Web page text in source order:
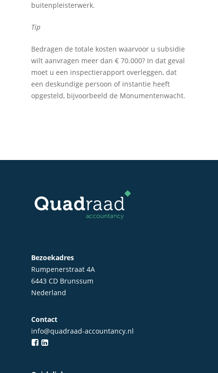
buitenpleisterwerk.
Tip
Bedragen de totale kosten waarvoor u subsidie
wilt aanvragen meer dan € 70.000? In dat geval
moet u een inspectierapport overleggen, dat
een deskundige persoon of instantie heeft
opgesteld, bijvoorbeeld de Monumentenwacht.
Bezoekadres
Rumpenerstraat 4A
6443 CD Brunssum
Nederland
Contact
info@quadraad-accountancy.nlDiensten